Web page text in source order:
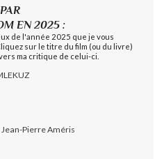
EN 2025 :
de l'année 2025 que je vous
sur le titre du film (ou du livre)
ma critique de celui-ci.
Jean-Pierre Améris